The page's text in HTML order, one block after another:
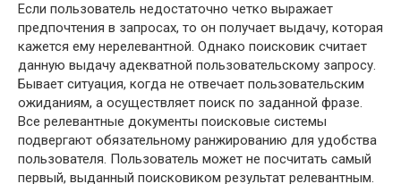
Если пользователь недостаточно четко выражает
предпочтения в запросах, то он получает выдачу, которая
кажется ему нерелевантной. Однако поисковик считает
данную выдачу адекватной пользовательскому запросу.
Бывает ситуация, когда не отвечает пользовательским
ожиданиям, а осуществляет поиск по заданной фразе.
Все релевантные документы поисковые системы
подвергают обязательному ранжированию для удобства
пользователя. Пользователь может не посчитать самый
первый, выданный поисковиком результат релевантным.